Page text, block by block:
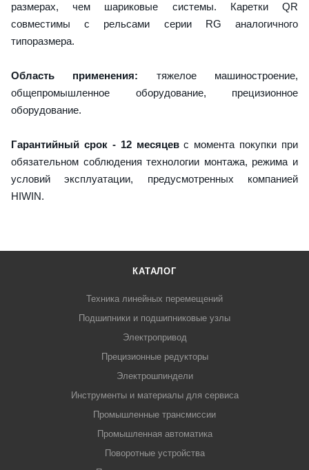
размерах, чем шариковые системы. Каретки QR
совместимы с рельсами серии RG аналогичного
типоразмера.
Область применения: тяжелое машиностроение,
общепромышленное оборудование, прецизионное
оборудование.
Гарантийный срок - 12 месяцевс момента покупки при
обязательном соблюдения технологии монтажа, режима и
условий эксплуатации, предусмотренных компанией
HIWIN.
КАТАЛОГ
Техника линейных перемещений
Подшипники и подшипниковые узлы
Электропривод
Прецизионные редукторы
Электрошпиндели
Инструменты и материалы для сервиса
Промышленные трансмиссии
Промышленная автоматика
Поворотные устройства